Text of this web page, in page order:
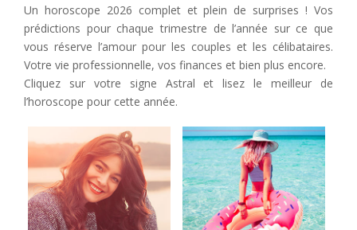
Un horoscope 2026 complet et plein de surprises ! Vos
prédictions pour chaque trimestre de l’année sur ce que
vous réserve l’amour pour les couples et les célibataires.
Votre vie professionnelle, vos finances et bien plus encore.
Cliquez sur votre signe Astral et lisez le meilleur de
l’horoscope pour cette année.